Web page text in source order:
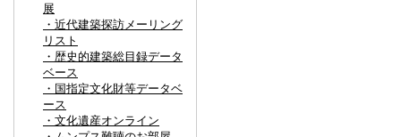
展
・近代建築探訪メーリング
リスト
・歴史的建築総目録データ
ベース
・国指定文化財等データベ
ース
・文化遺産オンライン